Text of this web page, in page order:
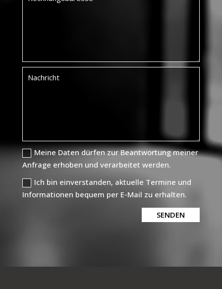
Meine Daten dürfen zur Beantwortung meiner
Anfrage erhoben und verarbeitet werden.
Ich bin einverstanden, aktuelle Termine und
Informationen bequem per E-Mail zu erhalten.
SENDEN